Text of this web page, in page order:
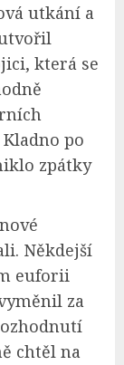
utkání a
která se
po
zpátky
Někdejší
euforii
za
chtěl na